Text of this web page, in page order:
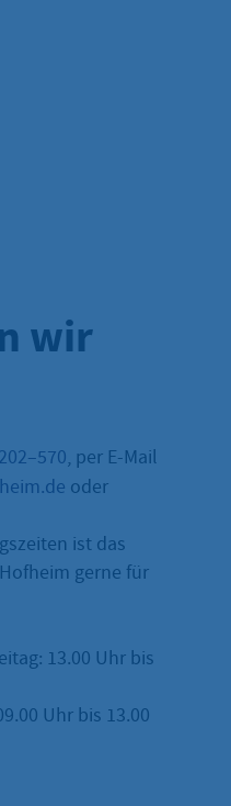
wir
, per E-Mail
oder
ist das
gerne für
13.00 Uhr bis
Uhr bis 13.00